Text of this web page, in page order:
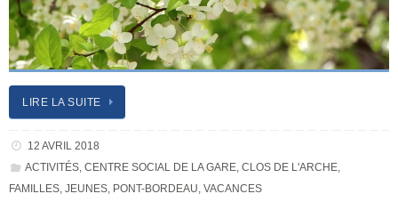
LIRE LA SUITE
12 AVRIL 2018
ACTIVITÉS, CENTRE SOCIAL DE LA GARE, CLOS DE L'ARCHE,
FAMILLES, JEUNES, PONT-BORDEAU, VACANCES